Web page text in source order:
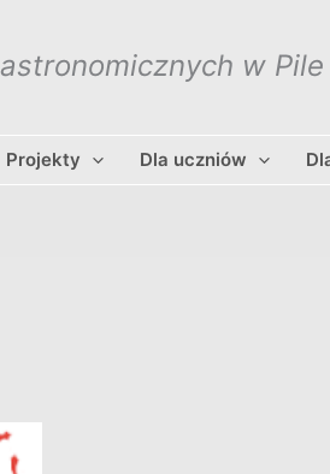
w Pile
Projekty Dla uczniów